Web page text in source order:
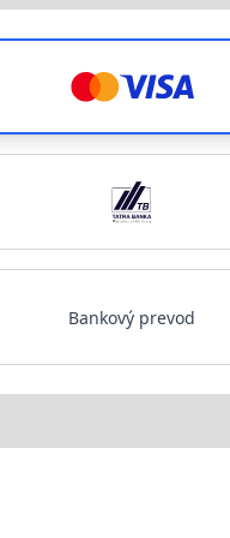
Bankový prevod